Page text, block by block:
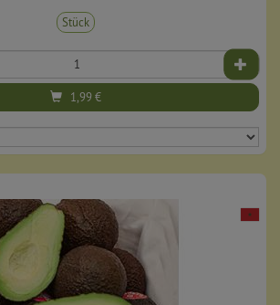
Stück
1,99€